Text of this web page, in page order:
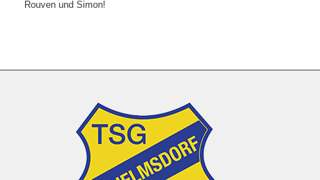
Rouven und Simon!